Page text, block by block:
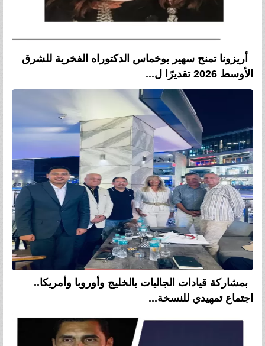
أريزونا تمنح سهير بوخماس الدكتوراه الفخرية للشرق
الأوسط 2026 تقديرًا ل...
بمشاركة قيادات الجاليات بالخليج وأوروبا وأمريكا..
اجتماع تمهيدي للنسخة...